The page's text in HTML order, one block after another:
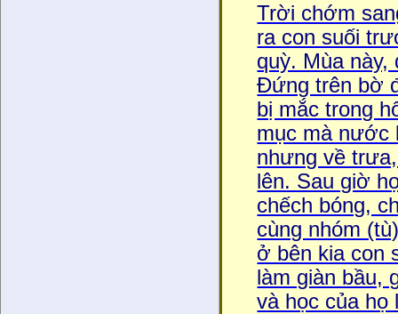
Trời chớm
ra con suối
quỳ. Mùa
Đứng trên bờ
bị mắc trong
mục mà nước
nhưng về
lên. Sau giờ
chếch bóng,
cùng nhóm
ở bên kia con
làm giàn bầu,
và học của